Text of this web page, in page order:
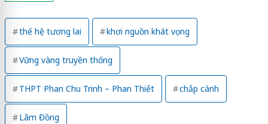
thế hệ tương lai khơi nguồn khát vọng
Vững vàng truyền thống
THPT Phan Chu Trinh – Phan Thiết chắp cánh
Lâm Đồng